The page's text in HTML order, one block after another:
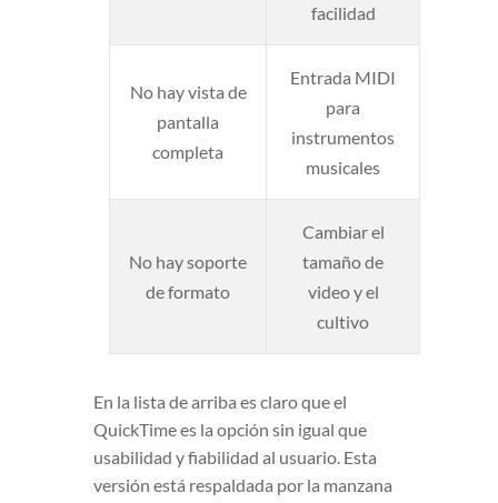
facilidad
No hay vista de
pantalla
completa
Entrada MIDI
para
instrumentos
musicales
No hay soporte
de formato
Cambiar el
tamaño de
video y el
cultivo
En la lista de arriba es claro que el
QuickTime es la opción sin igual que
usabilidad y fiabilidad al usuario. Esta
versión está respaldada por la manzana